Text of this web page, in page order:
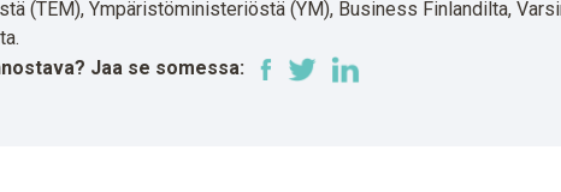
(TEM), Ympäristöministeriöstä (YM), Business Finlandilta,
Jaa se somessa: